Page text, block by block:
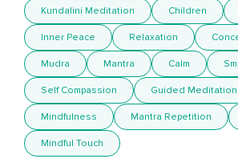
Kundalini Meditation Children
Inner Peace Relaxation
Mudra Mantra Calm
Self Compassion Guided Meditation
Mindfulness Mantra Repetition
Mindful Touch